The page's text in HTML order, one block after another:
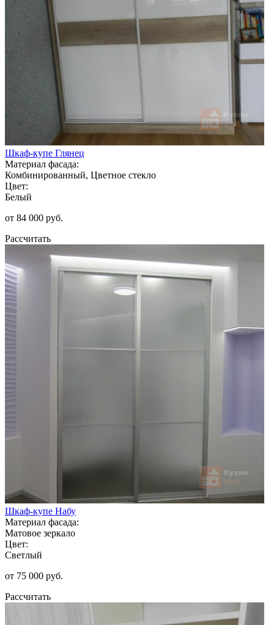
Шкаф-купе Глянец
Материал фасада:
Комбинированный, Цветное стекло
Цвет:
Белый
от 84 000 руб.
Рассчитать
Шкаф-купе Набу
Материал фасада:
Матовое зеркало
Цвет:
Светлый
от 75 000 руб.
Рассчитать